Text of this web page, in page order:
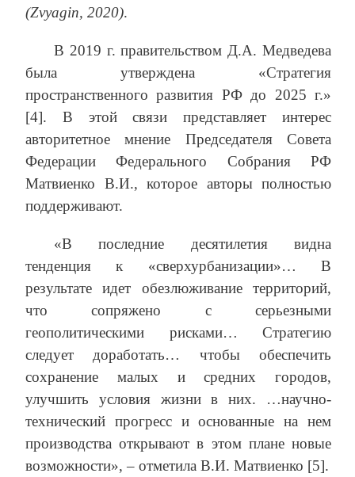
(Zvyagin, 2020).
В 2019 г. правительством Д.А. Медведева
была утверждена «Стратегия
пространственного развития РФ до 2025 г.»
[4]. В этой связи представляет интерес
авторитетное мнение Председателя Совета
Федерации Федерального Собрания РФ
Матвиенко В.И., которое авторы полностью
поддерживают.
«В последние десятилетия видна
тенденция к «сверхурбанизации»… В
результате идет обезлюживание территорий,
что сопряжено с серьезными
геополитическими рисками… Стратегию
следует доработать… чтобы обеспечить
сохранение малых и средних городов,
улучшить условия жизни в них. …научно-
технический прогресс и основанные на нем
производства открывают в этом плане новые
возможности», – отметила В.И. Матвиенко [5].